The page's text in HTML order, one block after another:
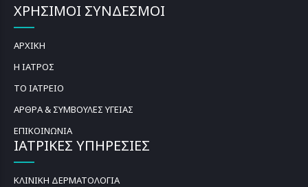
ΧΡΗΣΙΜΟΙ ΣΥΝΔΕΣΜΟΙ
ΑΡΧΙΚΗ
Η ΙΑΤΡΟΣ
ΤΟ ΙΑΤΡΕΙΟ
ΑΡΘΡΑ & ΣΥΜΒΟΥΛΕΣ ΥΓΕΙΑΣ
ΕΠΙΚΟΙΝΩΝΙΑ
ΙΑΤΡΙΚΕΣ ΥΠΗΡΕΣΙΕΣ
ΚΛΙΝΙΚΗ ΔΕΡΜΑΤΟΛΟΓΙΑ